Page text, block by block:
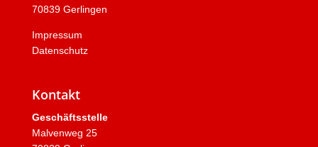
70839 Gerlingen
Impressum
Datenschutz
Kontakt
Geschäftsstelle
Malvenweg 25